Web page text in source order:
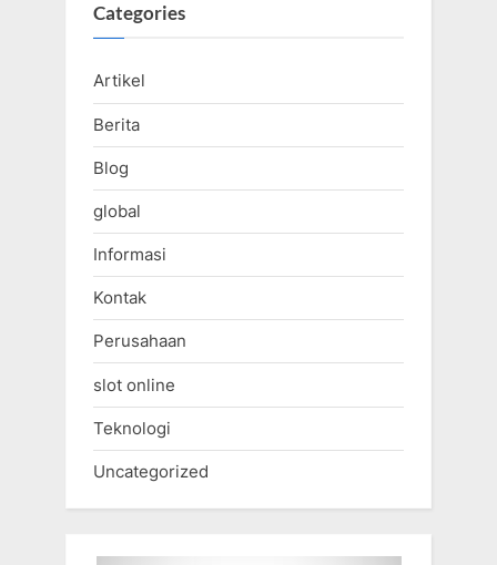
Categories
Artikel
Berita
Blog
global
Informasi
Kontak
Perusahaan
slot online
Teknologi
Uncategorized